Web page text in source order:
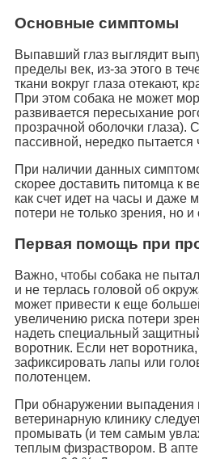
Основные симптомы
Выпавший глаз выглядит
пределы век, из-за этого в
ткани вокруг глаза отекают,
При этом собака не может
развивается пересыхание
прозрачной оболочки глаза).
пассивной, нередко пытается
При наличии данных
скорее доставить питомца к
как счет идет на часы и даже
потери не только зрения, но и
Первая помощь при
Важно, чтобы собака не
и не терлась головой об
может привести к еще
увеличению риска потери
надеть специальный
воротник. Если нет
зафиксировать лапы или
полотенцем.
При обнаружении выпадения
ветеринарную клинику
промывать (и тем самым
теплым физраствором. В